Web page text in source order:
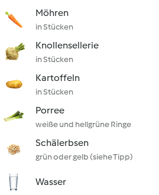
Möhren
in Stücken
Knollensellerie
in Stücken
Kartoffeln
in Stücken
Porree
weiße und hellgrüne Ringe
Schälerbsen
grün oder gelb (siehe Tipp)
Wasser